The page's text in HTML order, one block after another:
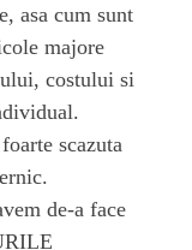
asa cum sunt
majore
costului si
scazuta
de-a face